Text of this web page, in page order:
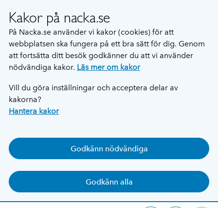
Kakor på nacka.se
På Nacka.se använder vi kakor (cookies) för att
webbplatsen ska fungera på ett bra sätt för dig. Genom
att fortsätta ditt besök godkänner du att vi använder
nödvändiga kakor. Läs mer om kakor
Vill du göra inställningar och acceptera delar av
kakorna?
Hantera kakor
Godkänn nödvändiga
Godkänn alla